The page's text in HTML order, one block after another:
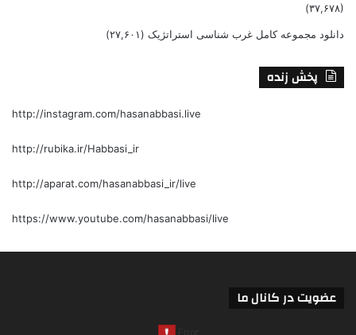
(۳۷,۶۷۸)
دانلود مجموعه کامل غرب شناسی استراتژیک (۲۷,۶۰۱)
پخش زنده
http://instagram.com/hasanabbasi.live
http://rubika.ir/Habbasi_ir
http://aparat.com/hasanabbasi_ir/live
https://www.youtube.com/hasanabbasi/live
عضویت در کانال ما